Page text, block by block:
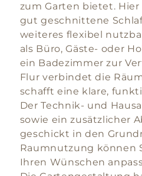
zum Garten bietet.
gut geschnittene
weiteres flexibel
als Büro, Gäste- oder
ein Badezimmer zur
Flur verbindet die
schafft eine klare,
Der Technik- und
sowie ein zusätzlicher
geschickt in den
Raumnutzung können
Ihren Wünschen